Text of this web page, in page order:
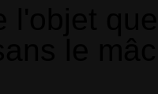
l'objet
le